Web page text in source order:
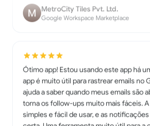
app é muito útil para rastrear emails no
ajuda a saber quando meus emails são
torna os follow-ups muito mais fáceis.
simples e fácil de usar, e as notificações
certa. Uma ferramenta muito útil para a
profissional.